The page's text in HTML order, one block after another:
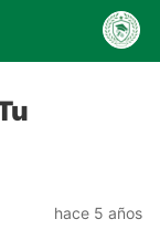
hace 5 años